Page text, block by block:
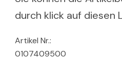
durch klick auf diesen
Artikel Nr.:
0107409500